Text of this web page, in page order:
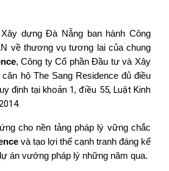
dựng Đà Nẵng ban hành Công
về thương vụ tương lai của chung
, Công ty Cổ phần Đầu tư và Xây
căn hộ The Sang Residence đủ điều
định tại khoản 1, điều 55, Luật Kinh
cho nền tảng pháp lý vững chắc
và tạo lợi thế cạnh tranh đáng kể
án vướng pháp lý những năm qua.